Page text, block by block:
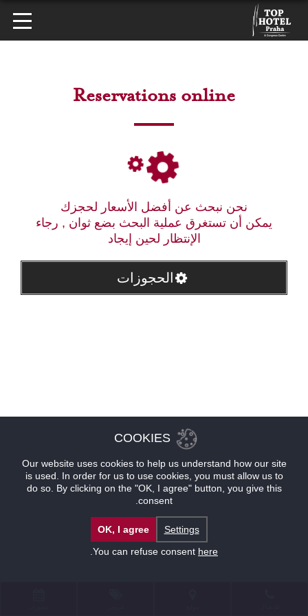
Reservations online
نحن نبحث عن أفضل الأسعار لحجزك
يمكن أن تستغرق عملية البحث بضع ثوان , رجاء
الإنتظار لحين إيجاد
الحجوزات
COOKIES
Our website uses cookies to help us understand how our site
is used. In order for us to use cookies, you must allow us to
do so. By clicking on the "OK, I agree" button, you give this
consent.
Settings
OK, I agree
You can refuse consent here
.